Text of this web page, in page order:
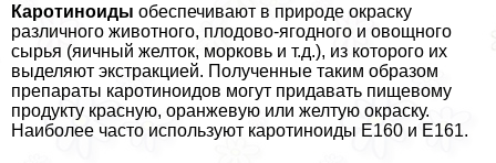
Каротиноиды обеспечивают в природе окраску
различного животного, плодово-ягодного и овощного
сырья (яичный желток, морковь и т.д.), из которого их
выделяют экстpaкцией. Полученные таким образом
препараты каротиноидов могут придавать пищевому
продукту красную, оранжевую или желтую окраску.
Наиболее часто используют каротиноиды Е160 и Е161.